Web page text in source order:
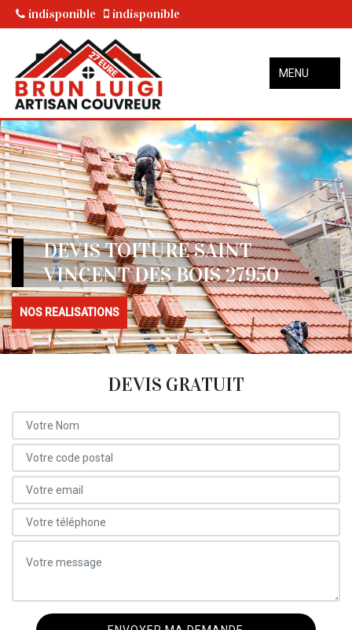
indisponible indisponible
MENU
DEVIS TOITURE SAINT
VINCENT DES BOIS 27950
NOS REALISATIONS
DEVIS GRATUIT